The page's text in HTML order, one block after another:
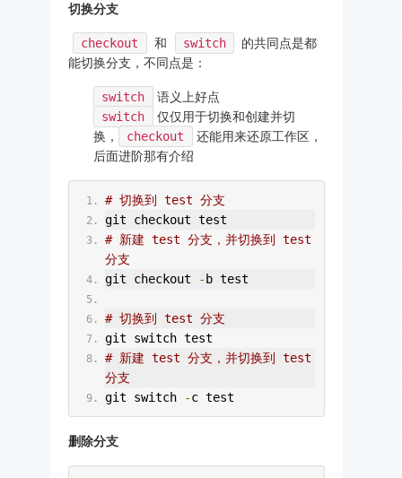
切换分支
checkout 和 switch
的共同点是都
能切换分支，不同点是：
switch
语义上好点
switch
仅仅用于切换和创建并切
换，
checkout
还能用来还原工作区，
后面进阶那有介绍
# 切换到 test 分支
git checkout test
# 新建 test 分支，并切换到 test
分支
git checkout
- b test
# 切换到 test 分支
git switch test
# 新建 test 分支，并切换到 test
分支
git switch
-c test
删除分支